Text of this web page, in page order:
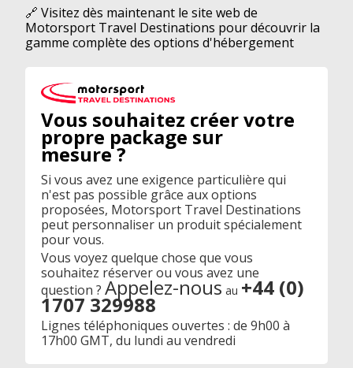
🔗 Visitez dès maintenant le site web de
Motorsport Travel Destinations pour découvrir la
gamme complète des options d'hébergement
Vous souhaitez créer votre
propre package sur
mesure ?
Si vous avez une exigence particulière qui
n'est pas possible grâce aux options
proposées, Motorsport Travel Destinations
peut personnaliser un produit spécialement
pour vous.
Vous voyez quelque chose que vous
souhaitez réserver ou vous avez une
question ? Appelez-nous au +44 (0)
1707 329988
Lignes téléphoniques ouvertes : de 9h00 à
17h00 GMT, du lundi au vendredi